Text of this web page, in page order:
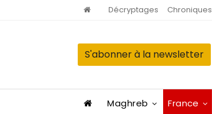
Décryptages Chroniques
S'abonner à la newsletter
Maghreb France